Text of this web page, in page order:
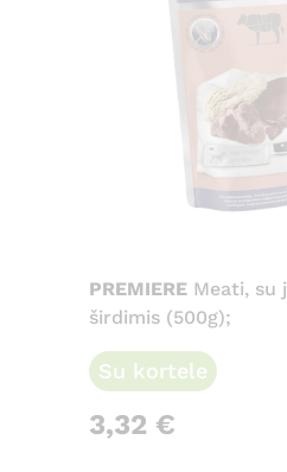
PREMIERE Meati, su
širdimis (500g);
Su kortele
3,32 €